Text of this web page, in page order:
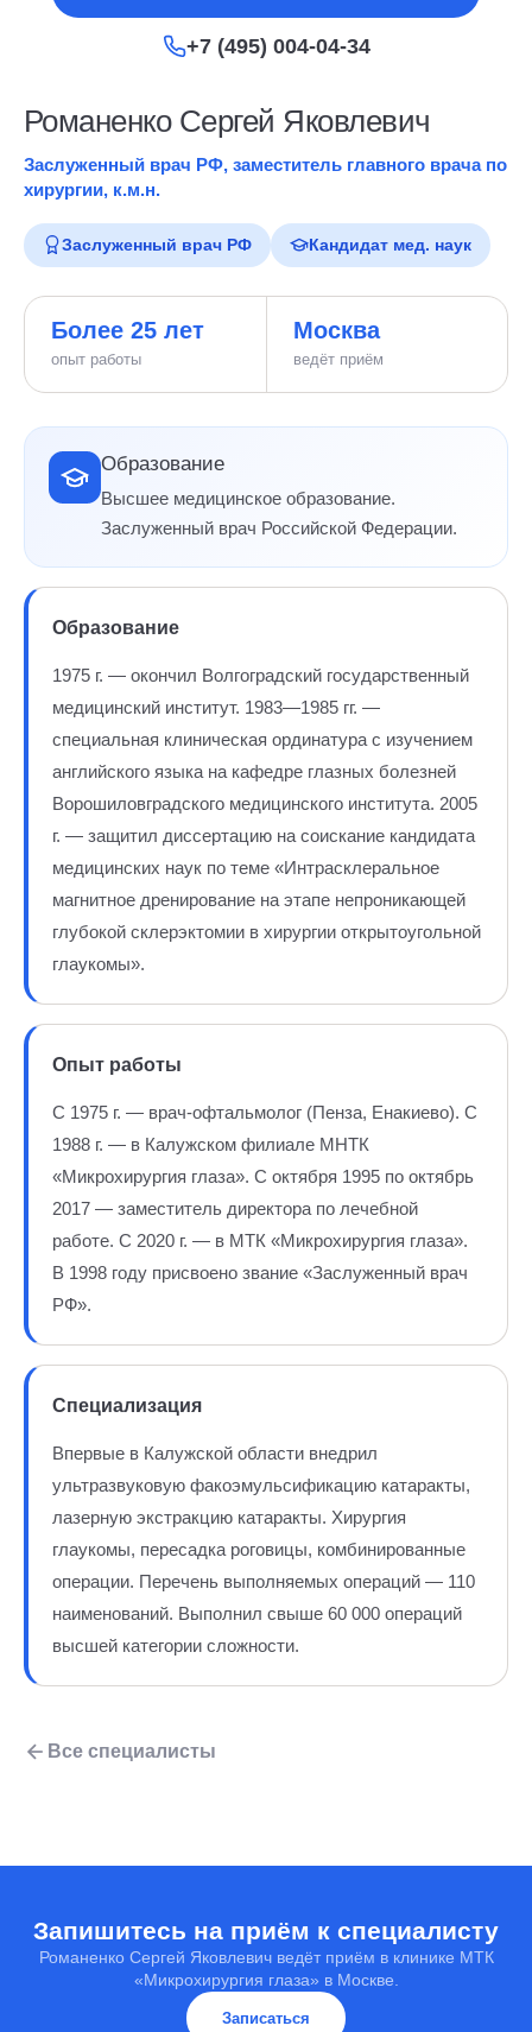
+7 (495) 004-04-34
Романенко Сергей Яковлевич
Заслуженный врач РФ, заместитель главного врача по
хирургии, к.м.н.
Заслуженный врач РФ Кандидат мед. наук
Более 25 лет
опыт работы
Москва
ведёт приём
Образование
Высшее медицинское образование.
Заслуженный врач Российской Федерации.
Образование
1975 г. — окончил Волгоградский государственный
медицинский институт. 1983—1985 гг. —
специальная клиническая ординатура с изучением
английского языка на кафедре глазных болезней
Ворошиловградского медицинского института. 2005
г. — защитил диссертацию на соискание кандидата
медицинских наук по теме «Интрасклеральное
магнитное дренирование на этапе непроникающей
глубокой склерэктомии в хирургии открытоугольной
глаукомы».
Опыт работы
С 1975 г. — врач-офтальмолог (Пенза, Енакиево). С
1988 г. — в Калужском филиале МНТК
«Микрохирургия глаза». С октября 1995 по октябрь
2017 — заместитель директора по лечебной
работе. С 2020 г. — в МТК «Микрохирургия глаза».
В 1998 году присвоено звание «Заслуженный врач
РФ».
Специализация
Впервые в Калужской области внедрил
ультразвуковую факоэмульсификацию катаракты,
лазерную экстракцию катаракты. Хирургия
глаукомы, пересадка роговицы, комбинированные
операции. Перечень выполняемых операций — 110
наименований. Выполнил свыше 60 000 операций
высшей категории сложности.
Все специалисты
Запишитесь на приём к специалисту
Романенко Сергей Яковлевич ведёт приём в клинике МТК
«Микрохирургия глаза» в Москве.
Записаться